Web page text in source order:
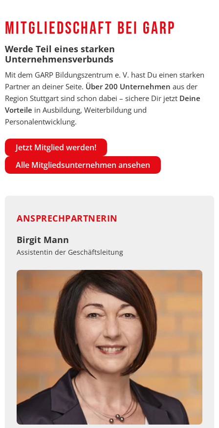
MITGLIEDSCHAFT BEI GARP
Werde Teil eines starken
Unternehmensverbunds
Mit dem GARP Bildungszentrum e. V. hast Du einen starken
Partner an deiner Seite. Über 200 Unternehmen aus der
Region Stuttgart sind schon dabei – sichere Dir jetzt Deine
Vorteile in Ausbildung, Weiterbildung und
Personalentwicklung.
Jetzt Mitglied werden!
Alle Mitgliedsunternehmen ansehen
ANSPRECHPARTNERIN
Birgit Mann
Assistentin der Geschäftsleitung